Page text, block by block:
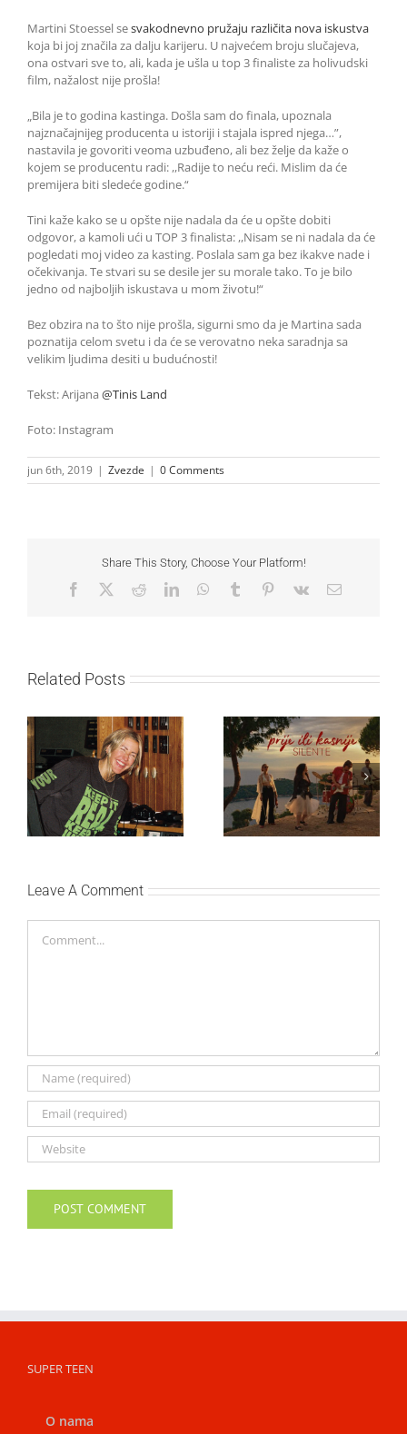
Martini Stoessel sesvakodnevno pružaju različita nova iskustva
koja bi joj značila za dalju karijeru. U najvećem broju slučajeva,
ona ostvari sve to, ali, kada je ušla u top 3 finaliste za holivudski
film, nažalost nije prošla!
„Bila je to godina kastinga. Došla sam do finala, upoznala
najznačajnijeg producenta u istoriji i stajala ispred njega…”,
nastavila je govoriti veoma uzbuđeno, ali bez želje da kaže o
kojem se producentu radi: ,,Radije to neću reći. Mislim da će
premijera biti sledeće godine.“
Tini kaže kako se u opšte nije nadala da će u opšte dobiti
odgovor, a kamoli ući u TOP 3 finalista: ,,Nisam se ni nadala da će
pogledati moj video za kasting. Poslala sam ga bez ikakve nade i
očekivanja. Te stvari su se desile jer su morale tako. To je bilo
jedno od najboljih iskustava u mom životu!“
Bez obzira na to što nije prošla, sigurni smo da je Martina sada
poznatija celom svetu i da će se verovatno neka saradnja sa
velikim ljudima desiti u budućnosti!
Tekst: Arijana @Tinis Land
Foto: Instagram
jun 6th, 2019 | Zvezde | 0 Comments
Share This Story, Choose Your Platform!
Facebook RedditLinkedInWhatsApp
Tumblr Pinterest
Vk Email
Related Posts
Ellie Goulding otkriva
nežniju stranu novim
singlom „4 Seasons“
Silente objavio novi
singl “Prije ili kasnije”
Leave A Comment
SUPER TEEN
O nama